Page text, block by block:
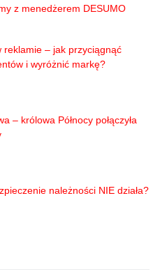
z menedżerem DESUMO
reklamie – jak przyciągnąć
i wyróżnić markę?
– królowa Północy połączyła
należności NIE działa?